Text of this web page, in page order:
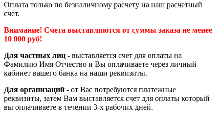
Оплата только по безналичному расчету на наш расчетный
счет.
Внимание! Счета выставляются от суммы заказа не менее
10 000 руб!
Для частных лиц - выставляется счет для оплаты на
Фамилию Имя Отчество и Вы оплачиваете через личный
кабинет вашего банка на наши реквизиты.
Для организаций - от Вас потребуются платежные
реквизиты, затем Вам выставляется счет для оплаты который
вы оплачиваете в течении 3-х рабочих дней.